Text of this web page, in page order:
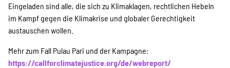
Suche
Eingeladen sind alle, die sich zu Klimaklagen, rechtlichen Hebeln
im Kampf gegen die Klimakrise und globaler Gerechtigkeit
austauschen wollen.
Mehr zum Fall Pulau Pari und der Kampagne:
https://callforclimatejustice.org/de/webreport/